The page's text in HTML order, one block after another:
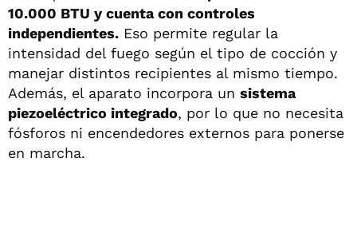
10.000 BTU y cuenta con controles
independientes. Eso permite regular la
intensidad del fuego según el tipo de cocción y
manejar distintos recipientes al mismo tiempo.
Además, el aparato incorpora un sistema
piezoeléctrico integrado, por lo que no necesita
fósforos ni encendedores externos para ponerse
en marcha.